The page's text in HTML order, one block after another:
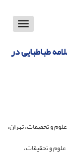
Toggle
طباطبایی در
و تحقیقات، تهران،
و تحقیقات،